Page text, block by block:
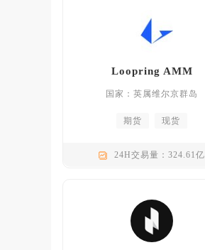
Loopring AMM
国家：英属维尔京群岛
期货 现货
24H交易量：324.61亿